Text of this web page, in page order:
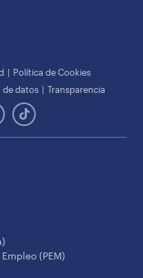
Política de Cookies
de datos Transparencia
(PEM)